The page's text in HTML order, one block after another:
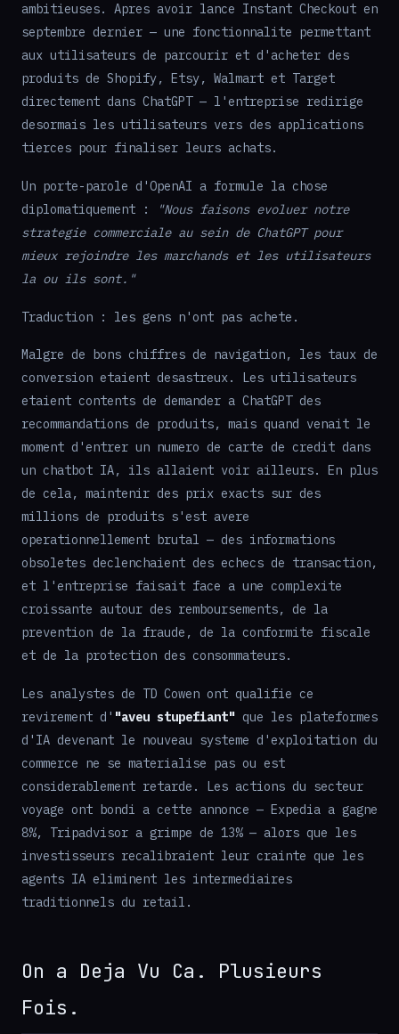
ambitieuses. Apres avoir lance Instant Checkout en
septembre dernier — une fonctionnalite permettant
aux utilisateurs de parcourir et d'acheter des
produits de Shopify, Etsy, Walmart et Target
directement dans ChatGPT — l'entreprise redirige
desormais les utilisateurs vers des applications
tierces pour finaliser leurs achats.
Un porte-parole d'OpenAI a formule la chose
diplomatiquement :
"Nous faisons evoluer notre
strategie commerciale au sein de ChatGPT pour
mieux rejoindre les marchands et les utilisateurs
la ou ils sont."
Traduction : les gens n'ont pas achete.
Malgre de bons chiffres de navigation, les taux de
conversion etaient desastreux. Les utilisateurs
etaient contents de demander a ChatGPT des
recommandations de produits, mais quand venait le
moment d'entrer un numero de carte de credit dans
un chatbot IA, ils allaient voir ailleurs. En plus
de cela, maintenir des prix exacts sur des
millions de produits s'est avere
operationnellement brutal — des informations
obsoletes declenchaient des echecs de transaction,
et l'entreprise faisait face a une complexite
croissante autour des remboursements, de la
prevention de la fraude, de la conformite fiscale
et de la protection des consommateurs.
Les analystes de TD Cowen ont qualifie ce
revirement d' "aveu stupefiant" que les plateformes
d'IA devenant le nouveau systeme d'exploitation du
commerce ne se materialise pas ou est
considerablement retarde. Les actions du secteur
voyage ont bondi a cette annonce — Expedia a gagne
8%, Tripadvisor a grimpe de 13% — alors que les
investisseurs recalibraient leur crainte que les
agents IA eliminent les intermediaires
traditionnels du retail.
On a Deja Vu Ca. Plusieurs
Fois.